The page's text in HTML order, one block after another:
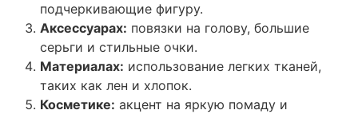
подчеркивающие фигуру.
Аксессуарах: повязки на голову, большие
серьги и стильные очки.
Материалах: использование легких тканей,
таких как лен и хлопок.
Косметике: акцент на яркую помаду и